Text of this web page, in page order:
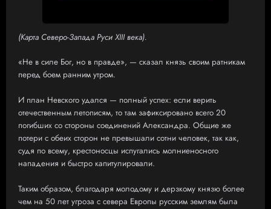
(Карта Северо-Запада Руси XIII века).
«Не в силе Бог, но в правде», — сказал князь своим ратникам
перед боем ранним утром.
И план Невского удался — полный успех: если верить
отечественным летописям, то там зафиксировано всего 20
погибших со стороны соединений Александра. Общие же
потери с обеих сторон не превышали сотни человек, так как,
судя по всему, крестоносцы испугались молниеносного
нападения и быстро капитулировали.
Таким образом, благодаря молодому и дерзкому князю более
чем на 50 лет угроза с севера Европы русским землям была